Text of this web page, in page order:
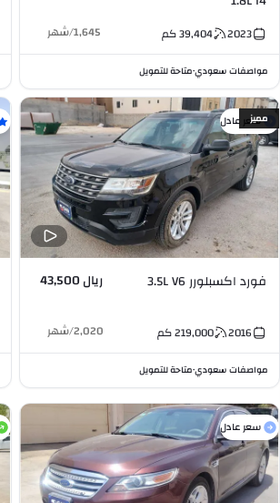
2023
39,404كم 1,645
/شهر
مواصفات سعودي•متاحة للتمويل
سعر عادل
مميز
فورد اكسبلورر 3.5L V6 ريال 43,500
2016
219,000كم 2,020
/شهر
مواصفات سعودي•متاحة للتمويل
سعر عادل